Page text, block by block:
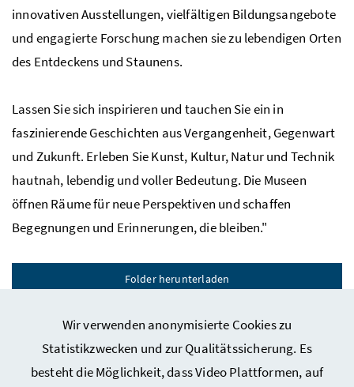
Wir verwenden anonymisierte Cookies zu
Statistikzwecken und zur Qualitätssicherung. Es
besteht die Möglichkeit, dass Video Plattformen, auf
innovativen Ausstellungen, vielfältigen Bildungsangebote
und engagierte Forschung machen sie zu lebendigen Orten
des Entdeckens und Staunens.
Lassen Sie sich inspirieren und tauchen Sie ein in
faszinierende Geschichten aus Vergangenheit, Gegenwart
und Zukunft. Erleben Sie Kunst, Kultur, Natur und Technik
hautnah, lebendig und voller Bedeutung. Die Museen
öffnen Räume für neue Perspektiven und schaffen
Begegnungen und Erinnerungen, die bleiben."
Folder herunterladen
Webseiten Kunst und Kultur